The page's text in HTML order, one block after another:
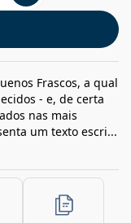
Frascos, a qual
- e, de certa
nas mais
um texto escri...